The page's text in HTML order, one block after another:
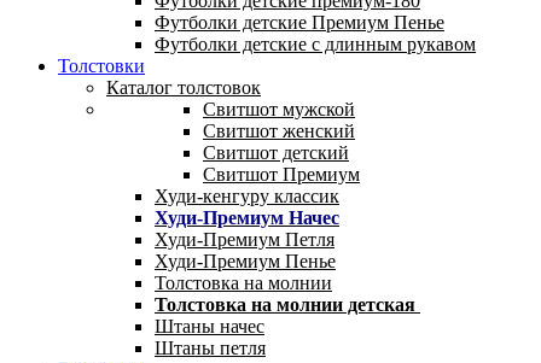
Футболки детские Премиум Пенье
Футболки детские с длинным рукавом
Толстовки
Каталог толстовок
Свитшот мужской
Свитшот женский
Свитшот детский
Свитшот Премиум
Худи-кенгуру классик
Худи-Премиум Начес
Худи-Премиум Петля
Худи-Премиум Пенье
Толстовка на молнии
Толстовка на молнии детская
Штаны начес
Штаны петля